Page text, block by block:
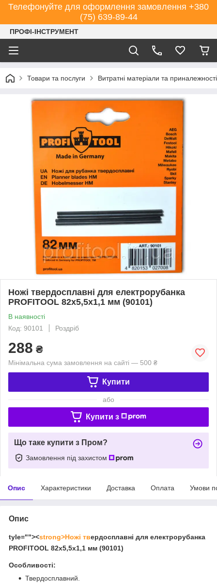
Телефонуйте для оформлення замовлення +380
(75) 639-89-44
ПРОФІ-ІНСТРУМЕНТ
Товари та послуги Витратні матеріали та
Ножі твердосплавні для електрорубанка
PROFITOOL 82х5,5х1,1 мм (90101)
В наявності
Код: 90101
Роздріб
288 ₴
Мінімальна сума замовлення на сайті — 500 ₴
Купити
або
Купити з
Що таке купити з Пром?
Замовлення під захистом
Опис Характеристики Доставка Оплата Умови
Опис
tyle=""><strong>Ножі твердосплавні для електрорубанка
PROFITOOL 82х5,5х1,1 мм (90101)
Особливості:
Твердосплавний.